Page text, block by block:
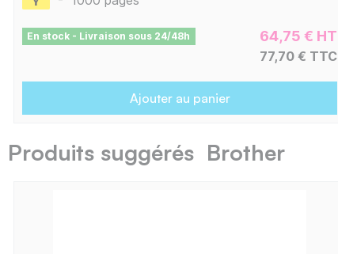
En stock - Livraison sous 24/48h 64,75 € HT
77,70 € TTC
Ajouter au panier
Produits suggérés Brother